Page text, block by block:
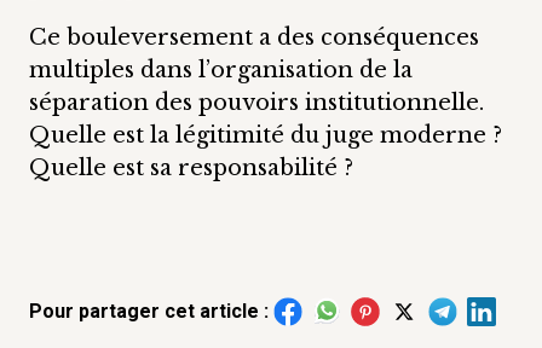
Ce bouleversement a des conséquences
multiples dans l’organisation de la
séparation des pouvoirs institutionnelle.
Quelle est la légitimité du juge moderne ?
Quelle est sa responsabilité ?
Pour partager cet article :